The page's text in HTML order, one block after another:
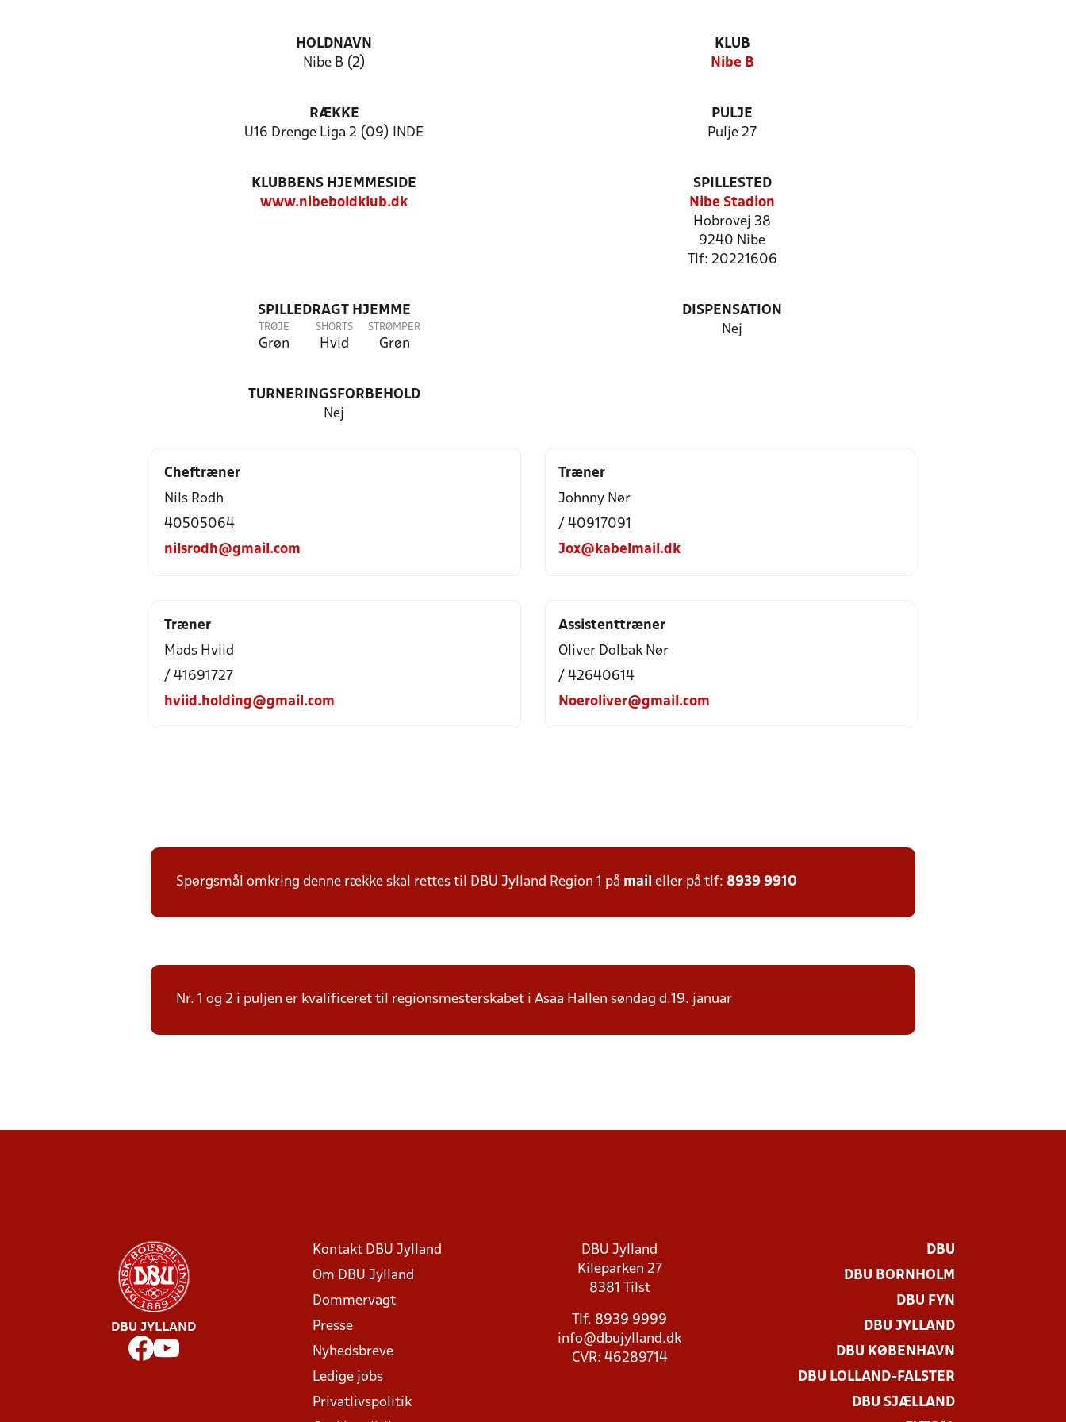
HOLDNAVN
Nibe B (2)
KLUB
Nibe B
RÆKKE
U16 Drenge Liga 2 (09) INDE
PULJE
Pulje 27
KLUBBENS HJEMMESIDE
www.nibeboldklub.dk
SPILLESTED
Nibe Stadion
Hobrovej 38
9240 Nibe
Tlf: 20221606
SPILLEDRAGT HJEMME
TRØJE
Grøn
SHORTS
Hvid
STRØMPER
Grøn
DISPENSATION
Nej
TURNERINGSFORBEHOLD
Nej
Cheftræner
Nils Rodh
40505064
nilsrodh@gmail.com
Træner
Johnny Nør
/ 40917091
Jox@kabelmail.dk
Træner
Mads Hviid
/ 41691727
hviid.holding@gmail.com
Assistenttræner
Oliver Dolbak Nør
/ 42640614
Noeroliver@gmail.com
Spørgsmål omkring denne række skal rettes til DBU Jylland Region 1 på mail eller på tlf: 8939 9910
Nr. 1 og 2 i puljen er kvalificeret til regionsmesterskabet i Asaa Hallen søndag d.19. januar
DBU JYLLAND
Kontakt DBU Jylland
Om DBU Jylland
Dommervagt
Presse
Nyhedsbreve
Ledige jobs
Privatlivspolitik
DBU Jylland
Kileparken 27
8381 Tilst
Tlf. 8939 9999
info@dbujylland.dk
CVR: 46289714
DBU
DBU BORNHOLM
DBU FYN
DBU JYLLAND
DBU KØBENHAVN
DBU LOLLAND-FALSTER
DBU SJÆLLAND